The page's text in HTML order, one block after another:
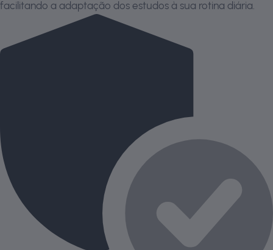
facilitando a adaptação dos estudos à sua rotina diária.